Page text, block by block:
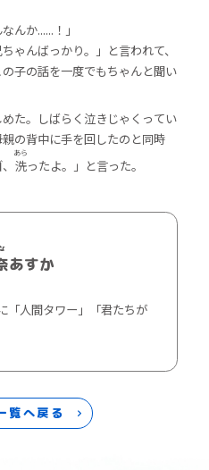
んか......！」
ゃんばっかり。」と言われて、
子の話を一度でもちゃんと聞い
めた。しばらく泣きじゃくってい
の背中に手を回したのと同時
洗
あら
ったよ。」と言った。
あすか
「人間タワー」「君たちが
覧へ戻る